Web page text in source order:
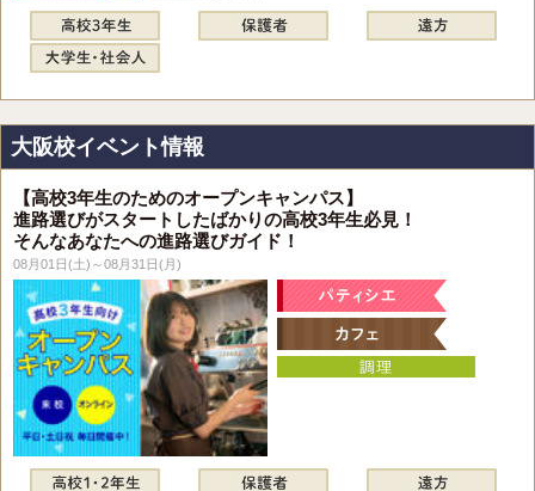
大阪校イベント情報
【高校3年生のためのオープンキャンパス】
進路選びがスタートしたばかりの高校3年生必見！
そんなあなたへの進路選びガイド！
08月01日(土)～08月31日(月)